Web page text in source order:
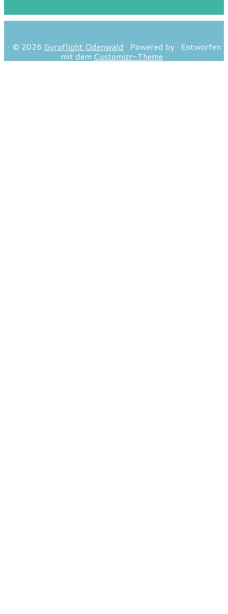
· © 2026 Gyroflight Odenwald · Powered by · Entworfen
mit dem Customizr-Theme ·